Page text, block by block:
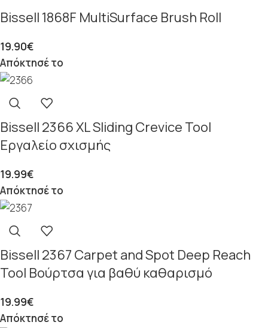
Bissell 1868F MultiSurface Brush Roll
19.90€
Απόκτησέ το
Bissell 2366 XL Sliding Crevice Tool
Εργαλείο σχισμής
19.99€
Απόκτησέ το
Bissell 2367 Carpet and Spot Deep Reach
Tool Βούρτσα για βαθύ καθαρισμό
19.99€
Απόκτησέ το